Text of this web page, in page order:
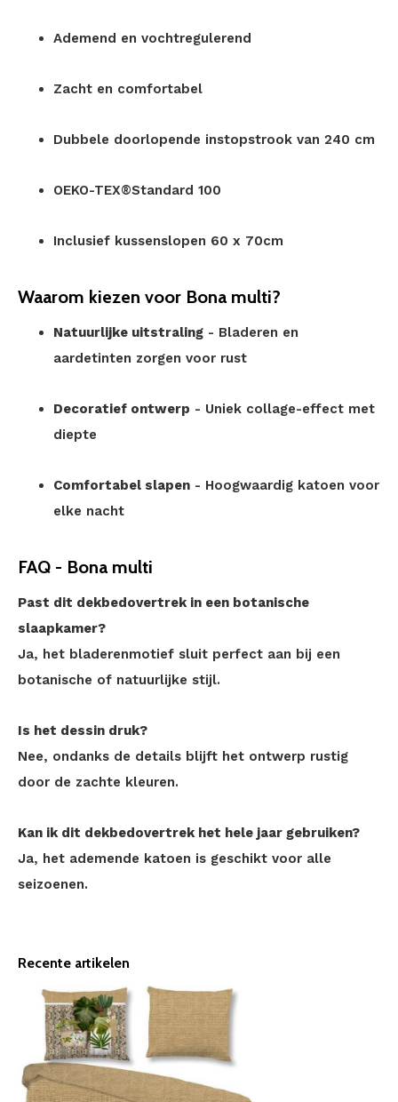
Ademend en vochtregulerend
Zacht en comfortabel
Dubbele doorlopende instopstrook van 240 cm
OEKO-TEX®Standard 100
Inclusief kussenslopen 60 x 70cm
Waarom kiezen voor Bona multi?
Natuurlijke uitstraling - Bladeren en
aardetinten zorgen voor rust
Decoratief ontwerp - Uniek collage-effect met
diepte
Comfortabel slapen - Hoogwaardig katoen voor
elke nacht
FAQ - Bona multi
Past dit dekbedovertrek in een botanische
slaapkamer?
Ja, het bladerenmotief sluit perfect aan bij een
botanische of natuurlijke stijl.
Is het dessin druk?
Nee, ondanks de details blijft het ontwerp rustig
door de zachte kleuren.
Kan ik dit dekbedovertrek het hele jaar gebruiken?
Ja, het ademende katoen is geschikt voor alle
seizoenen.
Recente artikelen